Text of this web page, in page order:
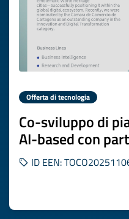
Offerta di tecnologia
Co-sviluppo di
AI-based con
ID EEN: